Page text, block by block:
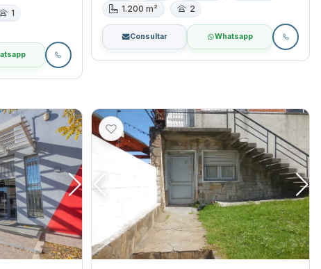
1
1.200 m²
2
Consultar Whatsapp